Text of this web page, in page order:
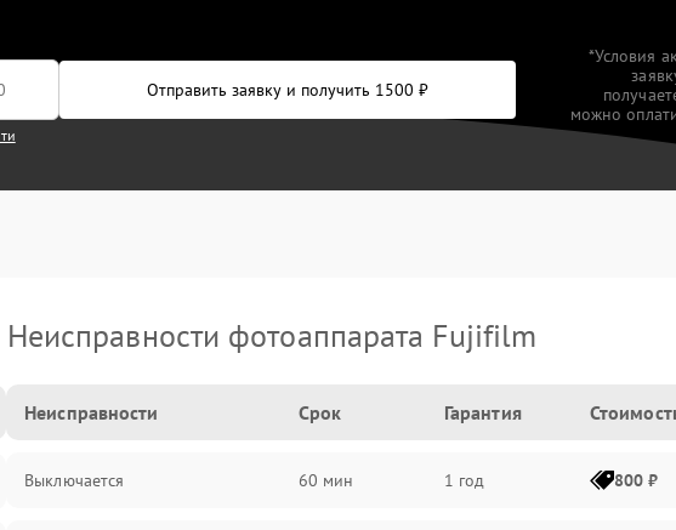
Отправить заявку и получить 1500 ₽
*Условия
можно
Неисправности фотоаппарата Fujifilm
Неисправности Срок Гарантия
Выключается 60 мин 1 год 800 ₽